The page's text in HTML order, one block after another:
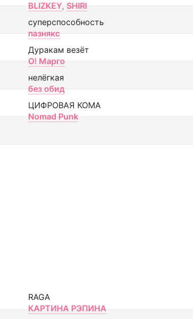
BLIZKEY, SHIRI
суперспособность
пазнякс
Дуракам везёт
О! Марго
нелёгкая
без обид
ЦИФРОВАЯ КОМА
Nomad Punk
RAGA
КАРТИНА РЭПИНА